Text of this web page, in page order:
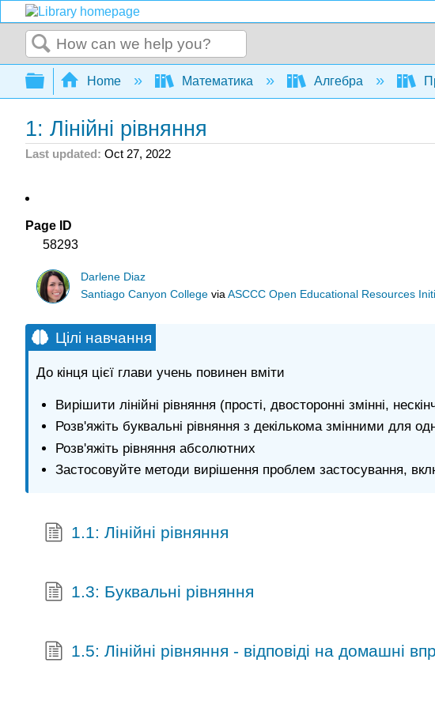
Search
Expand/collapse global hierarchy
Home Математика Алгебра
1: Лінійні рівняння
Last updated Oct 27, 2022
Page ID
58293
Darlene Diaz
Santiago Canyon Collegevia ASCCC Open Educational Resources
Цілі навчання
До кінця цієї глави учень повинен вміти
Вирішити лінійні рівняння (прості, двосторонні змінні,
Розв'яжіть буквальні рівняння з декількома змінними для
Розв'яжіть рівняння абсолютних
Застосовуйте методи вирішення проблем застосування,
1.1: Лінійні рівняння
1.3: Буквальні рівняння
1.5: Лінійні рівняння - відповіді на домашні